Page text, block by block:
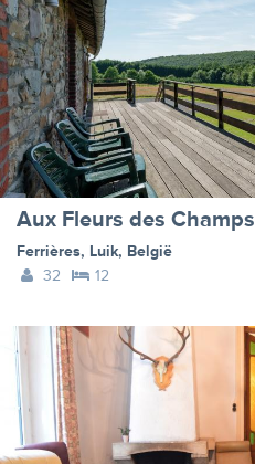
Aux Fleurs des Champs
Ferrières, Luik, België
32
12